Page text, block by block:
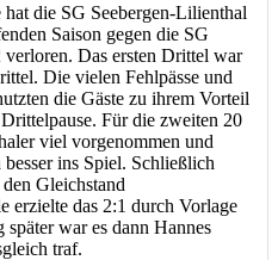
die SG Seebergen-Lilienthal
Saison gegen die SG
Das ersten Drittel war
Die vielen Fehlpässe und
die Gäste zu ihrem Vorteil
Für die zweiten 20
viel vorgenommen und
ins Spiel. Schließlich
Gleichstand
erzielte das 2:1 durch Vorlage
war es dann Hannes
traf.